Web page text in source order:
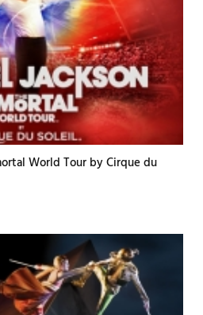
World Tour by Cirque du